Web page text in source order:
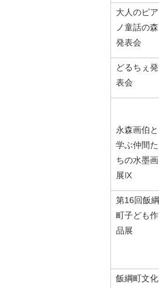
大人のピア
ノ童話の森
発表会
どるちぇ発
表会
永森画伯と
学ぶ仲間た
ちの水墨画
展Ⅸ
第16回飯綱
町子ども作
品展
飯綱町文化